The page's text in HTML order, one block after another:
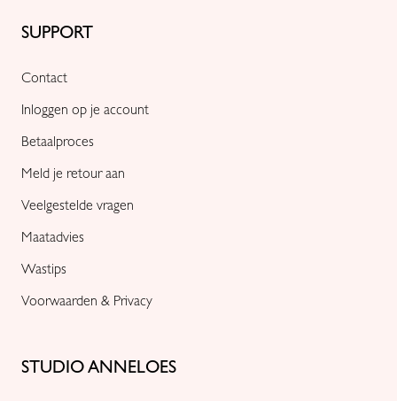
STUDIO ANNELOES
SUPPORT
Contact
Inloggen op je account
Betaalproces
Meld je retour aan
Veelgestelde vragen
Maatadvies
Wastips
Voorwaarden & Privacy